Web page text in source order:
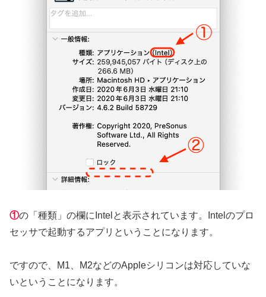
①の「種類」の欄にIntelと表示されています。Intelのプロ
セッサで起動するアプリということになります。
ですので、M1、M2などのAppleシリコンは対応していな
いということになります。